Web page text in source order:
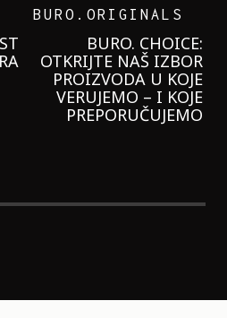
GARNIER KREMU I
NIKADA NIŠTA
LAGANIJE NISAM
KORISTILA